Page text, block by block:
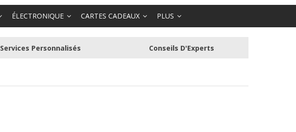
ÉLECTRONIQUE CARTES CADEAUX PLUS
Services Personnalisés Conseils D'Experts